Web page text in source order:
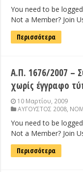
You need to be
Not a Member? Join
Περισσότερα
Α.Π. 1676/2007 –
χωρίς έγγραφο
10 Μαρτίου, 2009
ΑΥΓΟΥΣΤΟΣ 2008,
You need to be
Not a Member? Join
Περισσότερα